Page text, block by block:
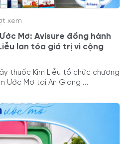
xem
Mơ: Avisure đồng hành
lan tỏa giá trị vì cộng
thuốc Kim Liễu tổ chức chương
Ước Mơ tại An Giang ...